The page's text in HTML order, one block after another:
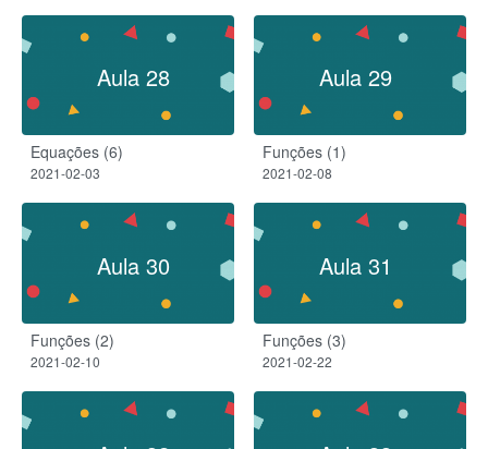
Aula 28
Equações (6)
2021-02-03
Aula 29
Funções (1)
2021-02-08
Aula 30
Funções (2)
2021-02-10
Aula 31
Funções (3)
2021-02-22